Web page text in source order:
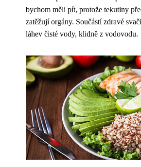
bychom měli pít, protože tekutiny
zatěžují orgány. Součástí zdravé
láhev čisté vody, klidně z vodovodu.